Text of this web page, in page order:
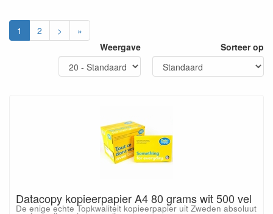
1 2 >
»
Weergave
Sorteer op
Datacopy kopieerpapier A4 80 grams wit 500 vel
De enige echte Topkwaliteit kopieerpapier uit Zweden absoluut